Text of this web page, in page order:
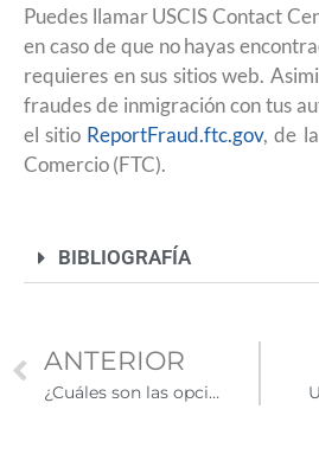
Puedes llamar USCIS Contact
en caso de que no hayas
requieres en sus sitios web.
fraudes de inmigración con tus
el sitio ReportFraud.ftc.gov, de
Comercio (FTC).
BIBLIOGRAFÍA
ANTERIOR
¿Cuáles son las opciones de ayuda financiera para continuar estudiando en Estados Unidos?